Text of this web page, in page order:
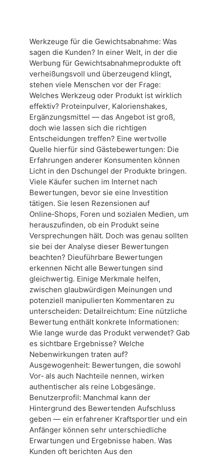
Werkzeuge für die Gewichtsabnahme: Was
sagen die Kunden? In einer Welt, in der die
Werbung für Gewichtsabnahmeprodukte oft
verheißungsvoll und überzeugend klingt,
stehen viele Menschen vor der Frage:
Welches Werkzeug oder Produkt ist wirklich
effektiv? Proteinpulver, Kalorienshakes,
Ergänzungsmittel — das Angebot ist groß,
doch wie lassen sich die richtigen
Entscheidungen treffen? Eine wertvolle
Quelle hierfür sind Gästebewertungen: Die
Erfahrungen anderer Konsumenten können
Licht in den Dschungel der Produkte bringen.
Viele Käufer suchen im Internet nach
Bewertungen, bevor sie eine Investition
tätigen. Sie lesen Rezensionen auf
Online‑Shops, Foren und sozialen Medien, um
herauszufinden, ob ein Produkt seine
Versprechungen hält. Doch was genau sollten
sie bei der Analyse dieser Bewertungen
beachten? Dieuführbare Bewertungen
erkennen Nicht alle Bewertungen sind
gleichwertig. Einige Merkmale helfen,
zwischen glaubwürdigen Meinungen und
potenziell manipulierten Kommentaren zu
unterscheiden: Detailreichtum: Eine nützliche
Bewertung enthält konkrete Informationen:
Wie lange wurde das Produkt verwendet? Gab
es sichtbare Ergebnisse? Welche
Nebenwirkungen traten auf?
Ausgewogenheit: Bewertungen, die sowohl
Vor‑ als auch Nachteile nennen, wirken
authentischer als reine Lobgesänge.
Benutzerprofil: Manchmal kann der
Hintergrund des Bewertenden Aufschluss
geben — ein erfahrener Kraftsportler und ein
Anfänger können sehr unterschiedliche
Erwartungen und Ergebnisse haben. Was
Kunden oft berichten Aus den